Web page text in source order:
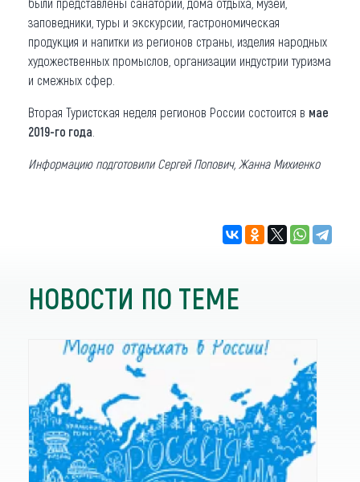
заповедники, туры и экскурсии, гастрономическая
продукция и напитки из регионов страны, изделия народных
художественных промыслов, организации индустрии туризма
и смежных сфер.
Вторая Туристская неделя регионов России состоится в мае
2019-го года
Информацию подготовили Сергей Попович, Жанна Михиенко
НОВОСТИ ПО ТЕМЕ